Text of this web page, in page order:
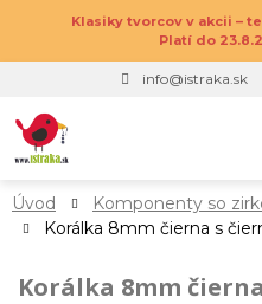
Klasiky tvorcov v akcii –
Platí do
info@istraka.sk
Úvod Komponenty so
Korálka 8mm čierna s
Korálka 8mm